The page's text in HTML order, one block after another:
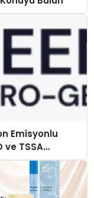
Emisyonlu
ve TSSA